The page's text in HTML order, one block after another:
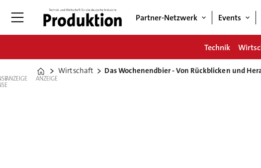
Partner-Netzwerk Events
Technik
Home
Wirtschaft Das Wochenendbier - Von Rückblicken und
ANZEIGE ANZEIGE